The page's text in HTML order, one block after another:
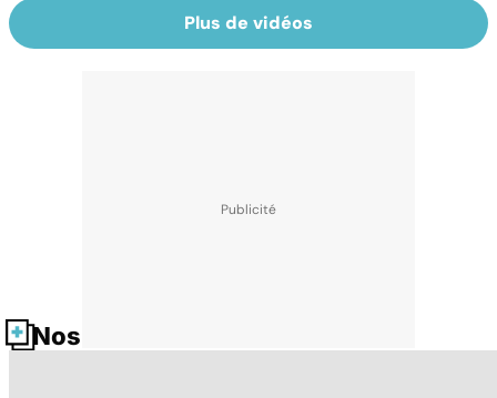
Plus de vidéos
Nos fiches santé